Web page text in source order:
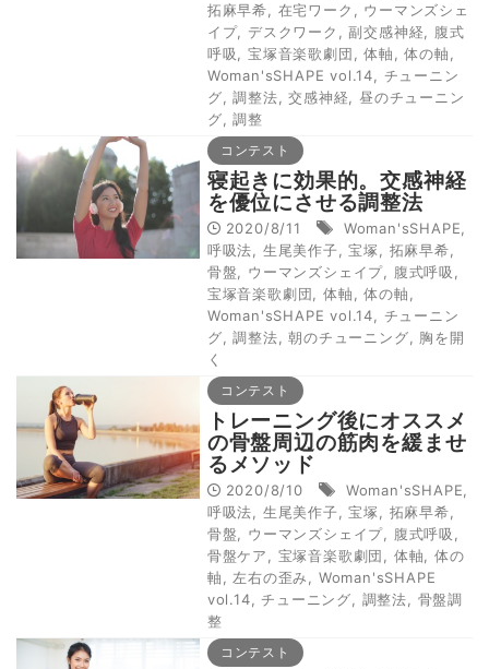
拓麻早希
在宅ワーク
ウーマンズシェ
イプ, デスクワーク ,副交感神経
腹式
呼吸
宝塚音楽歌劇団 ,体軸 ,体の軸
Woman'sSHAPE vol.14
チューニン
グ ,調整法 ,交感神経
昼のチューニン
グ ,調整
コンテスト
寝起きに効果的。交感神経
を優位にさせる調整法
2020/8/11 Woman'sSHAPE
呼吸法
生尾美作子 ,宝塚 拓麻早希
骨盤
ウーマンズシェイプ 腹式呼吸
宝塚音楽歌劇団
体軸 ,体の軸
Woman'sSHAPE vol.14
チューニン
グ ,調整法 ,朝のチューニング
胸を開
く
コンテスト
トレーニング後にオススメ
の骨盤周辺の筋肉を緩ませ
るメソッド
2020/8/10 Woman'sSHAPE
呼吸法
生尾美作子 ,宝塚 拓麻早希
骨盤
ウーマンズシェイプ 腹式呼吸
骨盤ケア
宝塚音楽歌劇団 体軸
体の
軸
左右の歪み
Woman'sSHAPE
vol.14 ,チューニング 調整法
骨盤調
整
コンテスト